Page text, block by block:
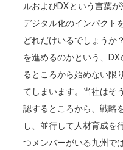
ルおよびDXという言葉
デジタル化のインパクト
どれだけいるでしょうか
を進めるのかという、
るところから始めない限
てしまいます。当社はそ
認するところから、戦略
し、並行して人材育成を
つメンバーがいる九州で